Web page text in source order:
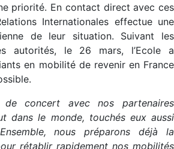
priorité. En contact direct avec ces
Internationales effectue une
de leur situation. Suivant les
autorités, le 26 mars, l’Ecole a
en mobilité de revenir en France
de concert avec nos partenaires
dans le monde, touchés eux aussi
nous préparons déjà la
rétablir rapidement nos mobilités